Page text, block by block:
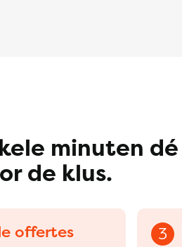
minuten dé
de klus.
offertes 3